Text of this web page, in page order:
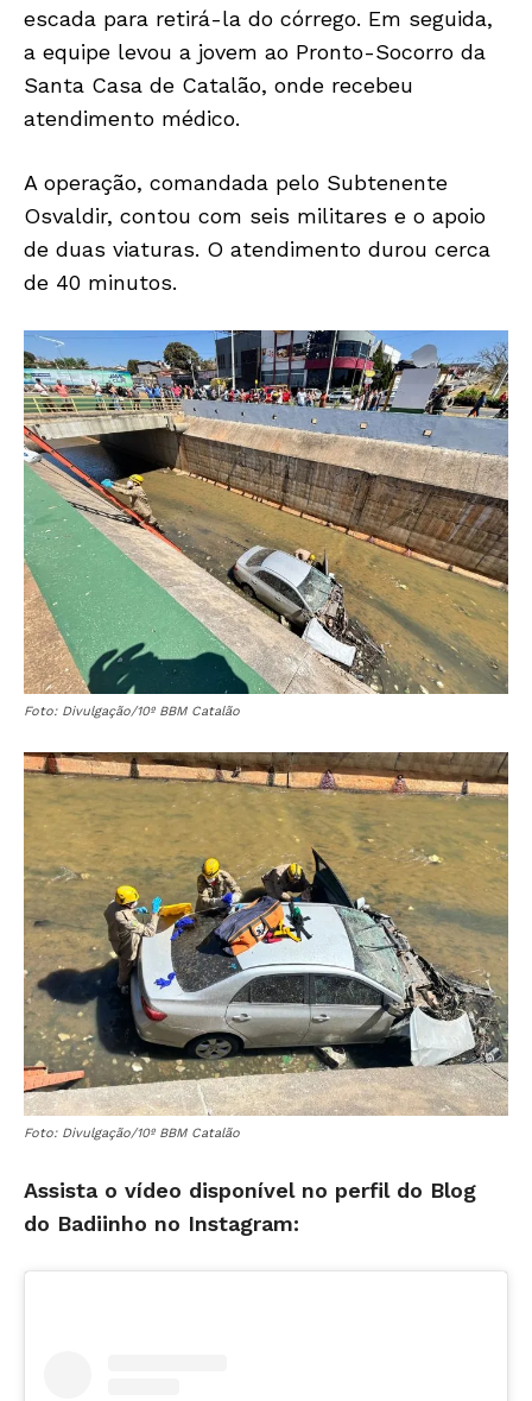
escada para retirá-la do córrego. Em seguida,
a equipe levou a jovem ao Pronto-Socorro da
Santa Casa de Catalão, onde recebeu
atendimento médico.
A operação, comandada pelo Subtenente
Osvaldir, contou com seis militares e o apoio
de duas viaturas. O atendimento durou cerca
de 40 minutos.
Foto: Divulgação/10º BBM Catalão
Foto: Divulgação/10º BBM Catalão
Assista o vídeo disponível no perfil do Blog
do Badiinho no Instagram: